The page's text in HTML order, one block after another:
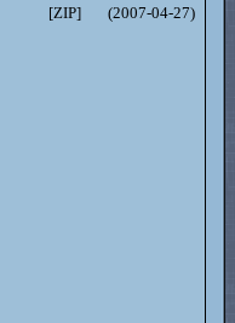
[ZIP] (2007-04-27)